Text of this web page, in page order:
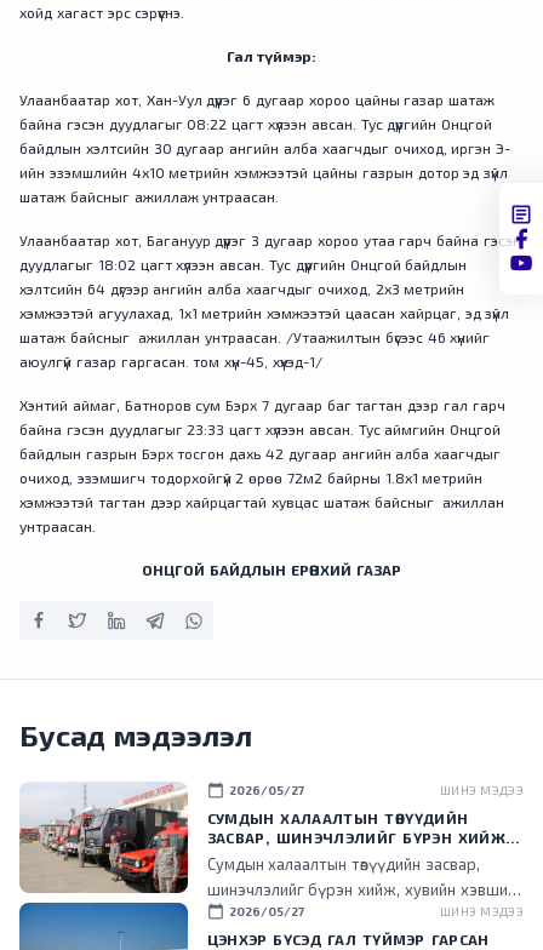
хойд хагаст эрс сэрүүснэ.
Гал түймэр:
Улаанбаатар хот, Хан-Уул дүүрэг 6 дугаар хороо цайны газар шатаж
байна гэсэн дуудлагыг 08:22 цагт хүлээн авсан. Тус дүүргийн Онцгой
байдлын хэлтсийн 30 дугаар ангийн алба хаагчдыг очиход, иргэн Э-
ийн эзэмшлийн 4х10 метрийн хэмжээтэй цайны газрын дотор эд зүйл
шатаж байсныг ажиллаж унтраасан.
Улаанбаатар хот, Багануур дүүрэг 3 дугаар хороо утаа гарч байна гэсэн
дуудлагыг 18:02 цагт хүлээн авсан. Тус дүүргийн Онцгой байдлын
хэлтсийн 64 дүгээр ангийн алба хаагчдыг очиход, 2х3 метрийн
хэмжээтэй агуулахад, 1х1 метрийн хэмжээтэй цаасан хайрцаг, эд зүйл
шатаж байсныг ажиллан унтраасан. /Утаажилтын бүсээс 46 хүнийг
аюулгүй газар гаргасан. том хүн-45, хүүхэд-1/
Хэнтий аймаг, Батноров сум Бэрх 7 дугаар баг тагтан дээр гал гарч
байна гэсэн дуудлагыг 23:33 цагт хүлээн авсан. Тус аймгийн Онцгой
байдлын газрын Бэрх тосгон дахь 42 дугаар ангийн алба хаагчдыг
очиход, эзэмшигч тодорхойгүй 2 өрөө 72м2 байрны 1.8х1 метрийн
хэмжээтэй тагтан дээр хайрцагтай хувцас шатаж байсныг ажиллан
унтраасан.
ОНЦГОЙ БАЙДЛЫН ЕРӨНХИЙ ГАЗАР
Бусад мэдээлэл
calendar_today 2026/05/27 ШИНЭ МЭДЭЭ
СУМДЫН ХАЛААЛТЫН ТӨВҮҮДИЙН
ЗАСВАР, ШИНЭЧЛЭЛИЙГ БҮРЭН ХИЙЖ,
ХУВИЙН ХЭВШИЛ РҮҮ МЕНЕЖМЕНТИЙГ
НЬ ШИЛЖҮҮЛСЭН ГЭДГИЙГ ОНЦОЛЛОО
Сумдын халаалтын төвүүдийн засвар,
шинэчлэлийг бүрэн хийж, хувийн хэвшил
рүү менежментийг нь шилжүүлснээр
төрийн ачаалал буурч, эдийн засгийн үр
calendar_today 2026/05/27 ШИНЭ МЭДЭЭ
ЦЭНХЭР БҮСЭД ГАЛ ТҮЙМЭР ГАРСАН